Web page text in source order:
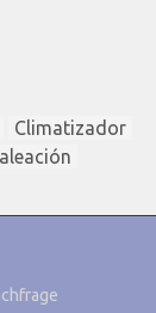
Climatizador